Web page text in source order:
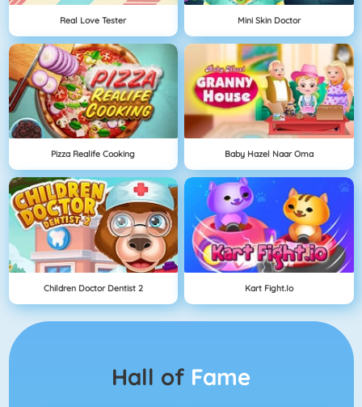
Real Love Tester Mini Skin Doctor
Pizza Realife Cooking Baby Hazel Naar Oma
Children Doctor Dentist 2 Kart Fight.io
Hall of Fame